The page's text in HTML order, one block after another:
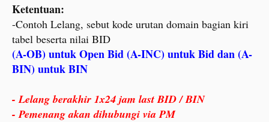
Ketentuan:
-Contoh Lelang, sebut kode urutan domain bagian kiri
tabel beserta nilai BID
(A-OB) untuk Open Bid (A-INC) untuk Bid dan (A-
BIN) untuk BIN
- Lelang berakhir 1x24 jam last BID / BIN
- Pemenang akan dihubungi via PM